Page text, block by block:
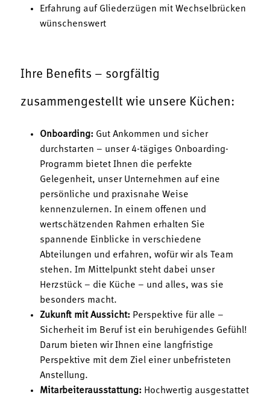
Erfahrung auf Gliederzügen mit Wechselbrücken
wünschenswert
Ihre Benefits – sorgfältig
zusammengestellt wie unsere Küchen:
Onboarding: Gut Ankommen und sicher
durchstarten – unser 4-tägiges Onboarding-
Programm bietet Ihnen die perfekte
Gelegenheit, unser Unternehmen auf eine
persönliche und praxisnahe Weise
kennenzulernen. In einem offenen und
wertschätzenden Rahmen erhalten Sie
spannende Einblicke in verschiedene
Abteilungen und erfahren, wofür wir als Team
stehen. Im Mittelpunkt steht dabei unser
Herzstück – die Küche – und alles, was sie
besonders macht.
Zukunft mit Aussicht: Perspektive für alle –
Sicherheit im Beruf ist ein beruhigendes Gefühl!
Darum bieten wir Ihnen eine langfristige
Perspektive mit dem Ziel einer unbefristeten
Anstellung.
Mitarbeiterausstattung: Hochwertig ausgestattet